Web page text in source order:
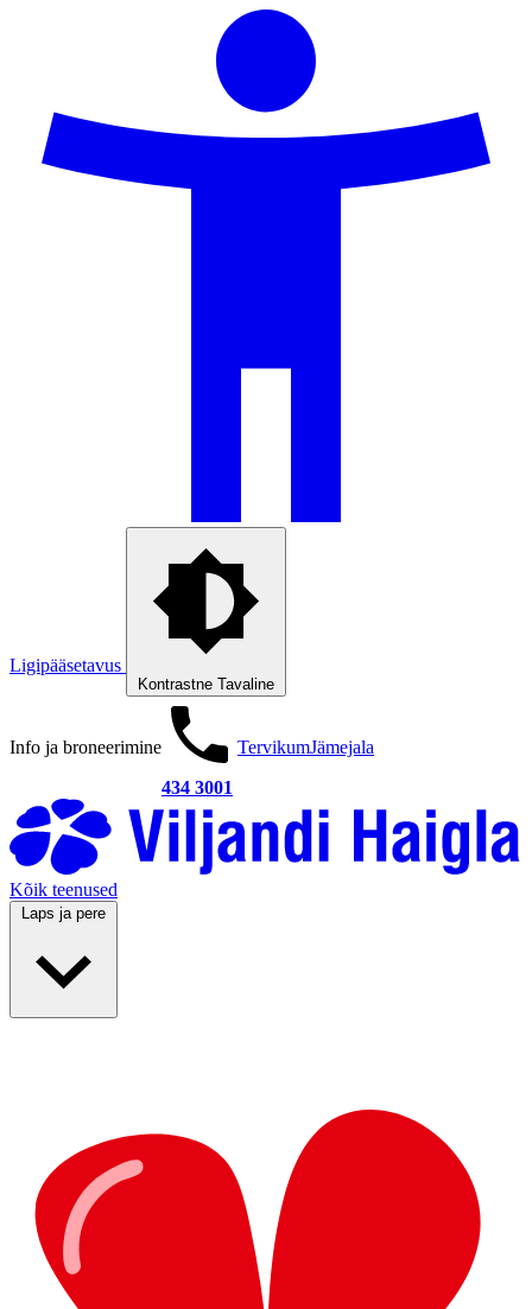
Ligipääsetavus
Kontrastne Tavaline
Info ja broneerimine
434 3001
TervikumJämejala
Kõik teenused
Laps ja pere